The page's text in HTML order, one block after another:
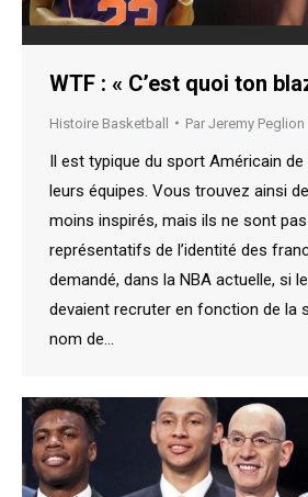
WTF : « C’est quoi ton
Histoire Basketball Par Jeremy Peglion
Il est typique du sport Américain
leurs équipes. Vous trouvez ainsi
moins inspirés, mais ils ne sont
représentatifs de l’identité des
demandé, dans la NBA actuelle, si
devaient recruter en fonction de la
nom de…